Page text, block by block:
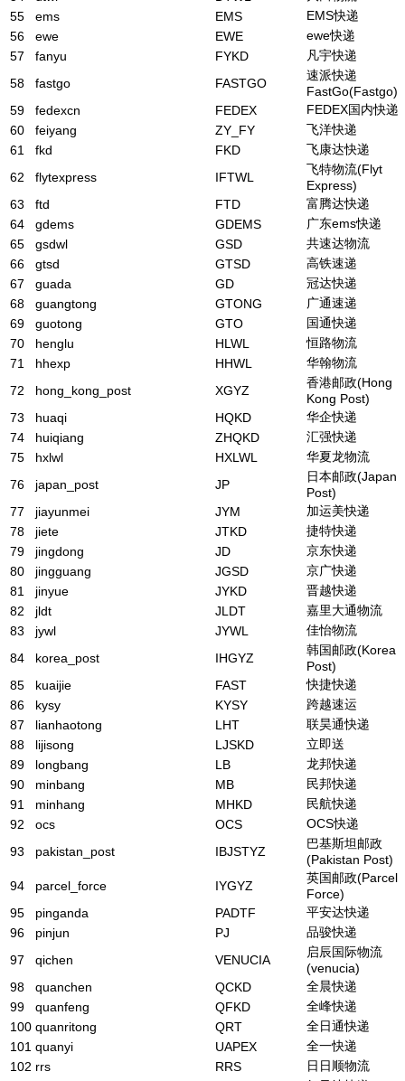
55
ems EMS
EMS快递
56
ewe EWE
ewe快递
57
fanyu FYKD
凡宇快递
58
fastgo FASTGO
速派快递
FastGo(Fastgo)
59
fedexcn FEDEX
FEDEX国内快递
60
feiyang ZY_FY
飞洋快递
61
fkd FKD
飞康达快递
62
flytexpress IFTWL
飞特物流(Flyt
Express)
63
ftd FTD
富腾达快递
64
gdems GDEMS
广东ems快递
65
gsdwl GSD
共速达物流
66
gtsd GTSD
高铁速递
67
guada GD
冠达快递
68
guangtong GTONG
广通速递
69
guotong GTO
国通快递
70
henglu HLWL
恒路物流
71
hhexp HHWL
华翰物流
72
hong_kong_post XGYZ
香港邮政(Hong
Kong Post)
73
huaqi HQKD
华企快递
74
huiqiang ZHQKD
汇强快递
75
hxlwl HXLWL
华夏龙物流
76
japan_post JP
日本邮政(Japan
Post)
77
jiayunmei JYM
加运美快递
78
jiete JTKD
捷特快递
79
jingdong JD
京东快递
80
jingguang JGSD
京广快递
81
jinyue JYKD
晋越快递
82
jldt JLDT
嘉里大通物流
83
jywl JYWL
佳怡物流
84
korea_post IHGYZ
韩国邮政(Korea
Post)
85
kuaijie FAST
快捷快递
86
kysy KYSY
跨越速运
87
lianhaotong LHT
联昊通快递
88
lijisong LJSKD
立即送
89
longbang LB
龙邦快递
90
minbang MB
民邦快递
91
minhang MHKD
民航快递
92
ocs OCS
OCS快递
93
pakistan_post IBJSTYZ
巴基斯坦邮政
(Pakistan Post)
94
parcel_force IYGYZ
英国邮政(Parcel
Force)
95
pinganda PADTF
平安达快递
96
pinjun PJ
品骏快递
97
qichen VENUCIA
启辰国际物流
(venucia)
98
quanchen QCKD
全晨快递
99
quanfeng QFKD
全峰快递
100 quanritong QRT
全日通快递
101 quanyi UAPEX
全一快递
102 rrs RRS
日日顺物流